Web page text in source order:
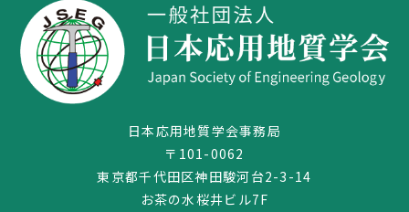
日本応用地質学会事務局
〒101-0062
東京都千代田区神田駿河台2-3-14
お茶の水桜井ビル7F